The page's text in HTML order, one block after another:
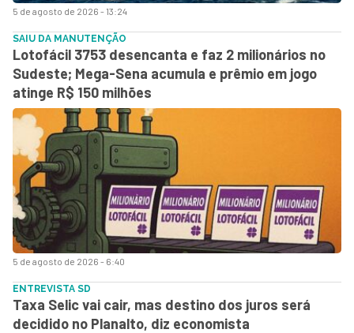
5 de agosto de 2026 - 13:24
5 de agosto de 2026 - 6:40
SAIU DA MANUTENÇÃO
Lotofácil 3753 desencanta e faz 2 milionários no
Sudeste; Mega-Sena acumula e prêmio em jogo
atinge R$ 150 milhões
ENTREVISTA SD
Taxa Selic vai cair, mas destino dos juros será
decidido no Planalto, diz economista